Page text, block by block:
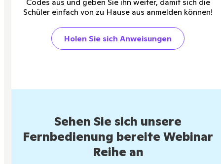
Schüler einfach von zu Hause aus anmelden können!
Holen Sie sich Anweisungen
Sehen Sie sich unsere
Fernbedienung bereite Webinar
Reihe an